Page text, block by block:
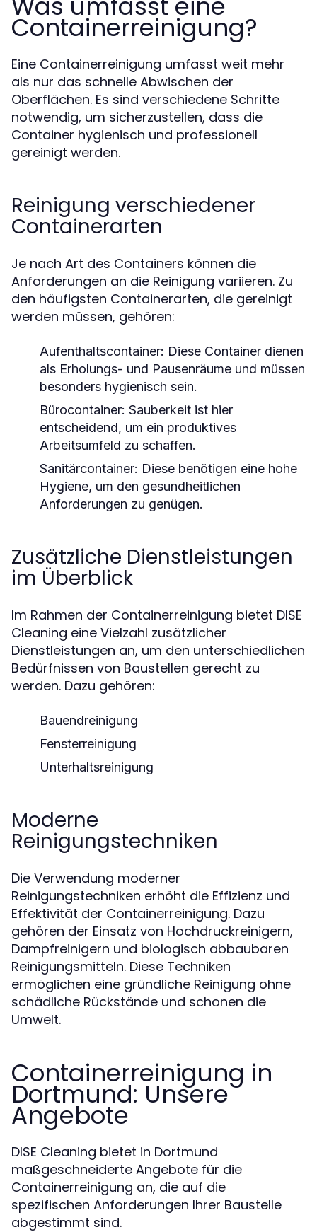
Containerreinigung?
Eine Containerreinigung umfasst weit mehr
als nur das schnelle Abwischen der
Oberflächen. Es sind verschiedene Schritte
notwendig, um sicherzustellen, dass die
Container hygienisch und professionell
gereinigt werden.
Reinigung verschiedener
Containerarten
Je nach Art des Containers können die
Anforderungen an die Reinigung variieren. Zu
den häufigsten Containerarten, die gereinigt
werden müssen, gehören:
Aufenthaltscontainer: Diese Container dienen
als Erholungs- und Pausenräume und müssen
besonders hygienisch sein.
Bürocontainer: Sauberkeit ist hier
entscheidend, um ein produktives
Arbeitsumfeld zu schaffen.
Sanitärcontainer: Diese benötigen eine hohe
Hygiene, um den gesundheitlichen
Anforderungen zu genügen.
Zusätzliche Dienstleistungen
im Überblick
Im Rahmen der Containerreinigung bietet DISE
Cleaning eine Vielzahl zusätzlicher
Dienstleistungen an, um den unterschiedlichen
Bedürfnissen von Baustellen gerecht zu
werden. Dazu gehören:
Bauendreinigung
Fensterreinigung
Unterhaltsreinigung
Moderne
Reinigungstechniken
Die Verwendung moderner
Reinigungstechniken erhöht die Effizienz und
Effektivität der Containerreinigung. Dazu
gehören der Einsatz von Hochdruckreinigern,
Dampfreinigern und biologisch abbaubaren
Reinigungsmitteln. Diese Techniken
ermöglichen eine gründliche Reinigung ohne
schädliche Rückstände und schonen die
Umwelt.
Containerreinigung in
Dortmund: Unsere
Angebote
DISE Cleaning bietet in Dortmund
maßgeschneiderte Angebote für die
Containerreinigung an, die auf die
spezifischen Anforderungen Ihrer Baustelle
abgestimmt sind.